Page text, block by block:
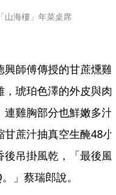
山海樓」年菜桌席
師傅傳授的甘蔗燻雞
琥珀色澤的外皮與肉
雞胸部分也鮮嫩多汁
蔗汁抽真空生醃48小
吊掛風乾，「最後風
」蔡瑞郎說。